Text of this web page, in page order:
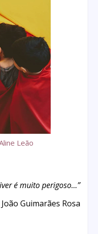
Leão
é muito perigoso...”
João Guimarães Rosa